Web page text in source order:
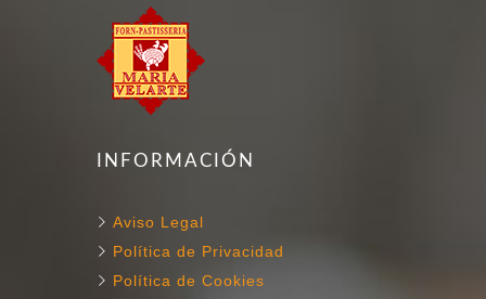
INFORMACIÓN
Aviso Legal
Política de Privacidad
Política de Cookies